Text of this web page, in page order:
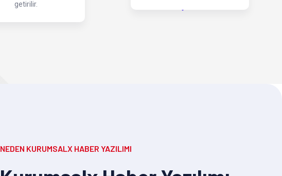
getirilir.
NEDEN KURUMSALX HABER YAZILIMI